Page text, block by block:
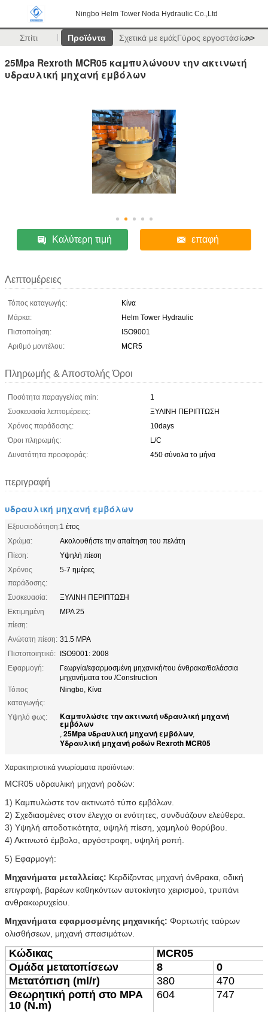
Ningbo Helm Tower Noda Hydraulic Co.,Ltd
Σπίτι Προϊόντα Σχετικά με εμάςΓύρος εργοστασίων
>>
25Mpa Rexroth MCR05 καμπυλώνουν την ακτινωτή
υδραυλική μηχανή εμβόλων
Καλύτερη τιμή επαφή
Λεπτομέρειες
Τόπος καταγωγής:
Κίνα
Μάρκα:
Helm Tower Hydraulic
Πιστοποίηση:
ISO9001
Αριθμό μοντέλου:
MCR5
Πληρωμής & Αποστολής Όροι
Ποσότητα παραγγελίας min:
1
Συσκευασία λεπτομέρειες:
ΞΥΛΙΝΗ ΠΕΡΙΠΤΩΣΗ
Χρόνος παράδοσης:
10days
Όροι πληρωμής:
L/C
Δυνατότητα προσφοράς:
450 σύνολα το μήνα
περιγραφή
υδραυλική μηχανή εμβόλων
Εξουσιοδότηση:1 έτος
Χρώμα:
Ακολουθήστε την απαίτηση του πελάτη
Πίεση:
Υψηλή πίεση
Χρόνος
παράδοσης:
5-7 ημέρες
Συσκευασία:
ΞΥΛΙΝΗ ΠΕΡΙΠΤΩΣΗ
Εκτιμημένη
πίεση:
MPA 25
Ανώτατη πίεση: 31.5 MPA
Πιστοποιητικό: ISO9001: 2008
Εφαρμογή:
Γεωργία/εφαρμοσμένη μηχανική/του άνθρακα/θαλάσσια
μηχανήματα του /Construction
Τόπος
καταγωγής:
Ningbo, Κίνα
Υψηλό φως: Καμπυλώστε την ακτινωτή υδραυλική μηχανή
εμβόλων
, 25Mpa υδραυλική μηχανή εμβόλων,
Υδραυλική μηχανή ροδών Rexroth MCR05
Χαρακτηριστικά γνωρίσματα προϊόντων:
MCR05 υδραυλική μηχανή ροδών:
1) Καμπυλώστε τον ακτινωτό τύπο εμβόλων.
2) Σχεδιασμένες στον έλεγχο οι ενότητες, συνδυάζουν ελεύθερα.
3) Υψηλή αποδοτικότητα, υψηλή πίεση, χαμηλού θορύβου.
4) Ακτινωτό έμβολο, αργόστροφη, υψηλή ροπή.
5) Εφαρμογή:
Μηχανήματα μεταλλείας: Κερδίζοντας μηχανή άνθρακα, οδική
επιγραφή, βαρέων καθηκόντων αυτοκίνητο χειρισμού, τρυπάνι
ανθρακωρυχείου.
Μηχανήματα εφαρμοσμένης μηχανικής: Φορτωτής ταύρων
ολισθήσεων, μηχανή σπασιμάτων.
Κώδικας
MCR05
Ομάδα μετατοπίσεων
8
0
Μετατόπιση (ml/r)
380
470
Θεωρητική ροπή στο MPA
10 (N.m)
604 747